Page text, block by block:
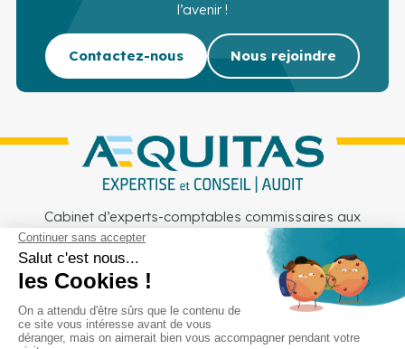
l’avenir !
Contactez-nous Nous rejoindre
Cabinet d’experts-comptables commissaires aux
comptes sur Lille, Lens et Douai
Services Secteurs Outils Cabinet